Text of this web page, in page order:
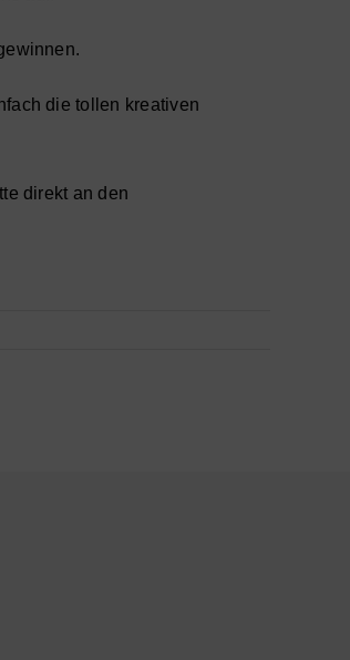
die tollen kreativen
direkt an den